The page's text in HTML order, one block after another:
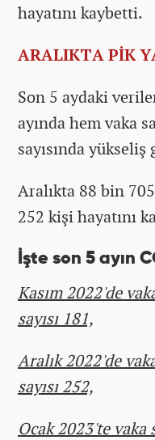
hayatını kaybetti.
ARALIKTA PİK
Son 5 aydaki
ayında hem vaka
sayısında
Aralıkta 88 bin
252 kişi hayatını
İşte son 5 ayın
Kasım 2022'de
sayısı 181,
Aralık 2022'de
sayısı 252,
Ocak 2023'te vaka